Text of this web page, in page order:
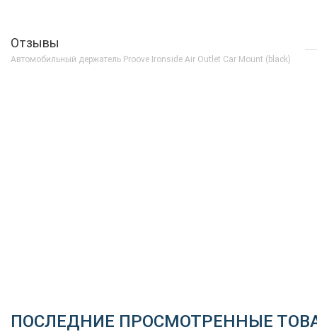
Отзывы
Автомобильный держатель Proove Ironside Air Outlet Car Mount (black)
ПОСЛЕДНИЕ ПРОСМОТРЕННЫЕ